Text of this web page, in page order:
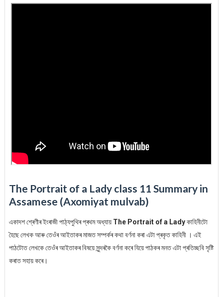
The Portrait of a Lady class 11 Summary in
Assamese (Axomiyat mulvab)
একাদশ শ্ৰেণীৰ ইংৰাজী পাঠ্যপুথিৰ প্ৰথম অধ্যায় The Portrait of a Ladyকাহিনীটো
হৈছে লেখক আৰু তেওঁৰ আইতাকৰ মাজত সম্পৰ্কৰ কথা বৰ্ণনা কৰা এটা প্ৰকৃত কাহিনী । এই
পাঠটোত লেখকে তেওঁৰ আইতাকৰ বিষয়ে সুন্দৰকৈ বৰ্ণনা কৰে যিয়ে পাঠকৰ মনত এটা প্ৰতিচ্ছবি সৃষ্টি
কৰাত সহায় কৰে।